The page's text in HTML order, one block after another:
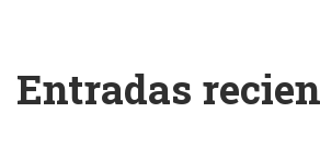
Entradas